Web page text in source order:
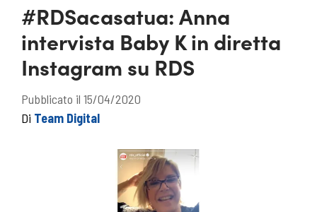
#RDSacasatua: Anna
intervista Baby K in diretta
Instagram su RDS
Pubblicato il 15/04/2020
Di Team Digital